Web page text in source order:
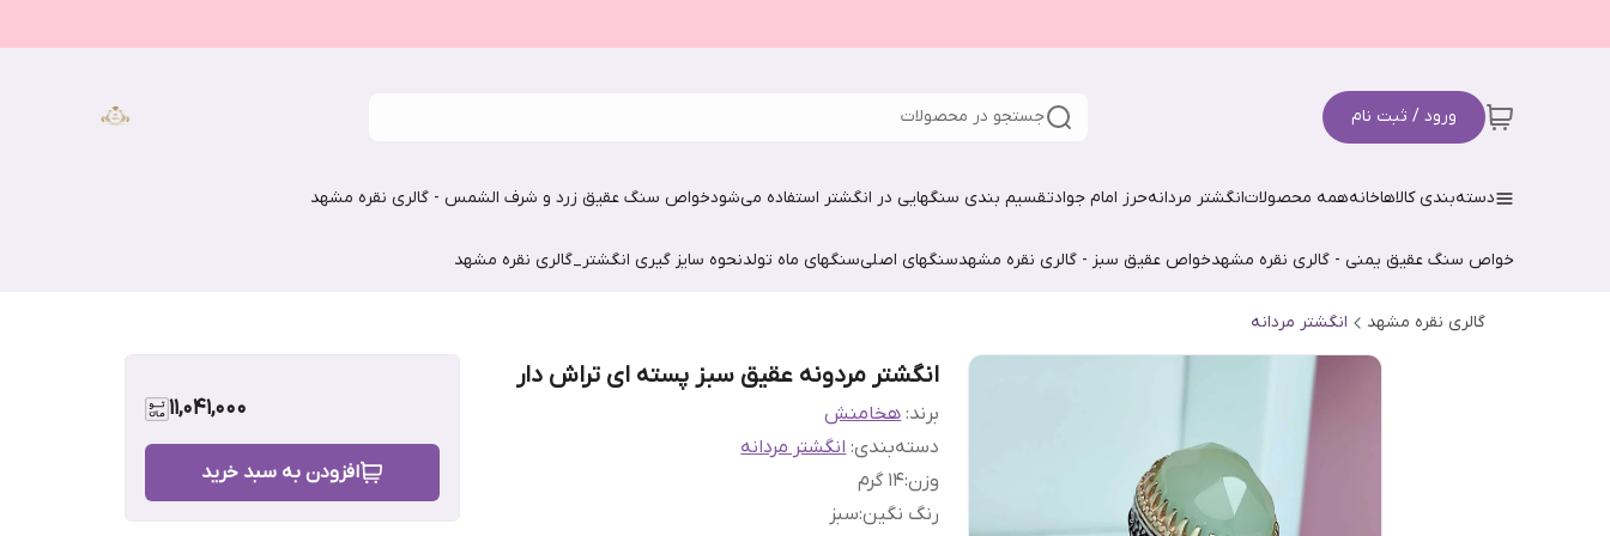
ورود / ثبت نام جستجو در محصولات
دسته‌بندی کالاهاخانههمه محصولاتانگشتر مردانهحرز امام جوادتقسیم بندی سنگهایی در انگشتر استفاده می‌شودخواص سنگ عقیق زرد و شرف الشمس - گالری نقره مشهد
خواص سنگ عقیق یمنی - گالری نقره مشهدخواص عقیق سبز - گالری نقره مشهدسنگهای اصلیسنگهای ماه تولدنحوه سایز گیری انگشتر_گالری نقره مشهد
گالری نقره مشهد انگشتر مردانه
انگشتر مردونه عقیق سبز پسته ای تراش دار
برند: هخامنش
دسته‌بندی:انگشتر مردانه
وزن:1۴ گرم
رنگ نگین:سبز
11,041,000
افزودن به سبد خرید